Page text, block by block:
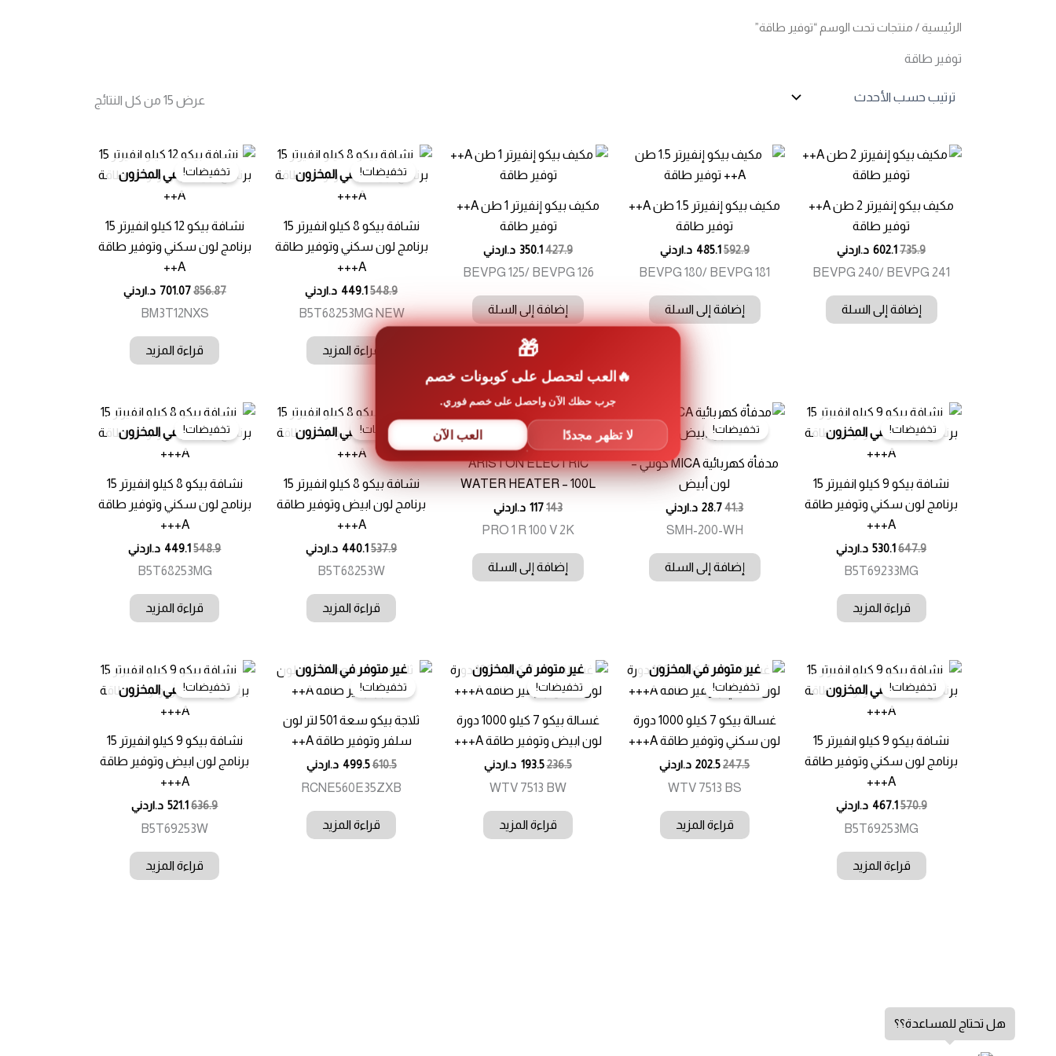
الرئيسية/ منتجات تحت الوسم “توفير طاقة”
توفير طاقة
عرض ⁦15⁩ من كل النتائج
مكيف بيكو إنفيرتر 2 طن A++
توفير طاقة
735.9
602.1 د.اردني
BEVPG 240/ BEVPG 241
إضافة إلى السلة
مكيف بيكو إنفيرتر 1.5 طن A++
توفير طاقة
592.9
485.1 د.اردني
BEVPG 180/ BEVPG 181
إضافة إلى السلة
مكيف بيكو إنفيرتر 1 طن A++
توفير طاقة
427.9
350.1 د.اردني
BEVPG 125/ BEVPG 126
إضافة إلى السلة
غير متوفر في المخزون
تخفيضات!
نشافة بيكو 8 كيلو انفيرتر 15
برنامج لون سكني وتوفير طاقة
A+++
548.9
449.1 د.اردني
B5T68253MG NEW
قراءة المزيد
غير متوفر في المخزون
تخفيضات!
نشافة بيكو 12 كيلو انفيرتر 15
برنامج لون سكني وتوفير طاقة
A++
856.87
701.07 د.اردني
BM3T12NXS
قراءة المزيد
غير متوفر في المخزون
تخفيضات!
نشافة بيكو 9 كيلو انفيرتر 15
برنامج لون سكني وتوفير طاقة
A+++
647.9
530.1 د.اردني
B5T69233MG
قراءة المزيد
تخفيضات!
مدفأة كهربائية MICA كونتي –
لون أبيض
41.3
28.7 د.اردني
SMH-200-WH
إضافة إلى السلة
تخفيضات!
ARISTON ELECTRIC
WATER HEATER – 100L
143
117 د.اردني
PRO 1 R 100 V 2K
إضافة إلى السلة
غير متوفر في المخزون
تخفيضات!
نشافة بيكو 8 كيلو انفيرتر 15
برنامج لون ابيض وتوفير طاقة
A+++
537.9
440.1 د.اردني
B5T68253W
قراءة المزيد
غير متوفر في المخزون
تخفيضات!
نشافة بيكو 8 كيلو انفيرتر 15
برنامج لون سكني وتوفير طاقة
A+++
548.9
449.1 د.اردني
B5T68253MG
قراءة المزيد
غير متوفر في المخزون
تخفيضات!
نشافة بيكو 9 كيلو انفيرتر 15
برنامج لون سكني وتوفير طاقة
A+++
570.9
467.1 د.اردني
B5T69253MG
قراءة المزيد
غير متوفر في المخزون
تخفيضات!
غسالة بيكو 7 كيلو 1000 دورة
لون سكني وتوفير طاقة A+++
247.5
202.5 د.اردني
WTV 7513 BS
قراءة المزيد
غير متوفر في المخزون
تخفيضات!
غسالة بيكو 7 كيلو 1000 دورة
لون ابيض وتوفير طاقة A+++
236.5
193.5 د.اردني
WTV 7513 BW
قراءة المزيد
غير متوفر في المخزون
تخفيضات!
ثلاجة بيكو سعة 501 لتر لون
سلفر وتوفير طاقة A++
610.5
499.5 د.اردني
RCNE560E35ZXB
قراءة المزيد
غير متوفر في المخزون
تخفيضات!
نشافة بيكو 9 كيلو انفيرتر 15
برنامج لون ابيض وتوفير طاقة
A+++
636.9
521.1 د.اردني
B5T69253W
قراءة المزيد
هل تحتاج للمساعدة؟؟
🎁
العب لتحصل على كوبونات خصم
جرب حظك الآن واحصل على خصم فوري.
لا تظهر مجددًا العب الآن